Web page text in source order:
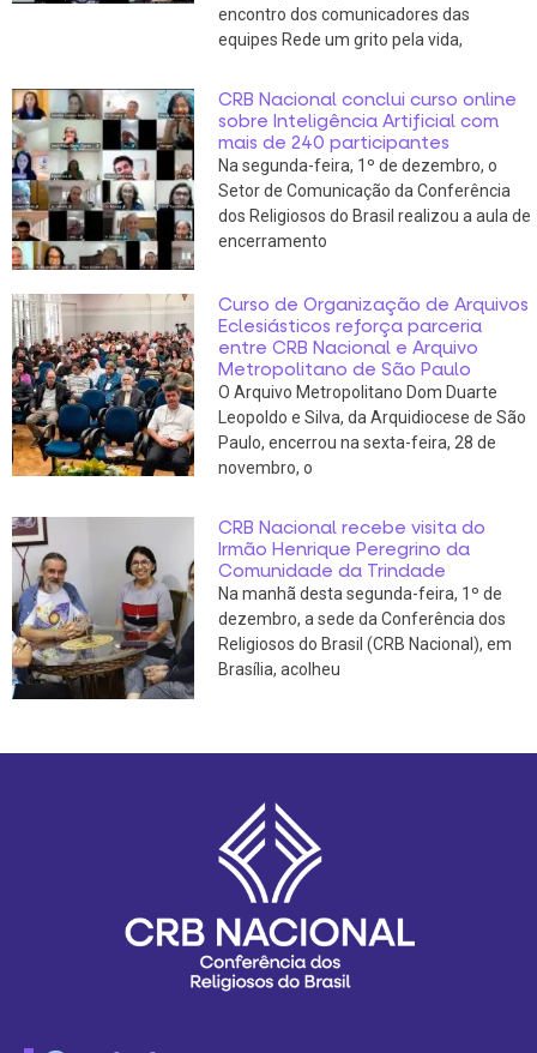
encontro dos comunicadores das
equipes Rede um grito pela vida,
CRB Nacional conclui curso online
sobre Inteligência Artificial com
mais de 240 participantes
Na segunda-feira, 1º de dezembro, o
Setor de Comunicação da Conferência
dos Religiosos do Brasil realizou a aula de
encerramento
Curso de Organização de Arquivos
Eclesiásticos reforça parceria
entre CRB Nacional e Arquivo
Metropolitano de São Paulo
O Arquivo Metropolitano Dom Duarte
Leopoldo e Silva, da Arquidiocese de São
Paulo, encerrou na sexta-feira, 28 de
novembro, o
CRB Nacional recebe visita do
Irmão Henrique Peregrino da
Comunidade da Trindade
Na manhã desta segunda-feira, 1º de
dezembro, a sede da Conferência dos
Religiosos do Brasil (CRB Nacional), em
Brasília, acolheu